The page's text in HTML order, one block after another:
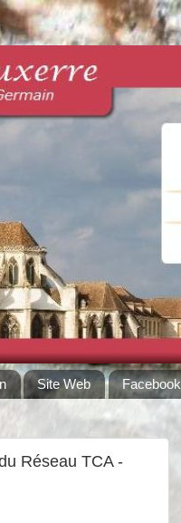
Site Web Facebook
Réseau TCA -